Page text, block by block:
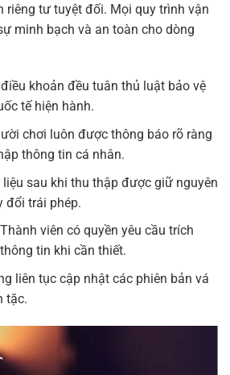
riêng tư tuyệt đối. Mọi quy trình vận
minh bạch và an toàn cho dòng
khoản đều tuân thủ luật bảo vệ
tế hiện hành.
chơi luôn được thông báo rõ ràng
thông tin cá nhân.
sau khi thu thập được giữ nguyên
đổi trái phép.
viên có quyền yêu cầu trích
tin khi cần thiết.
liên tục cập nhật các phiên bản vá
tặc.